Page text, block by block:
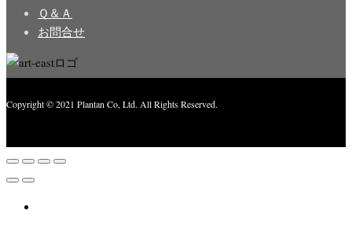
Ｑ＆Ａ
お問合せ
Copyright © 2021 Plantan Co, Ltd. All Rights Reserved.